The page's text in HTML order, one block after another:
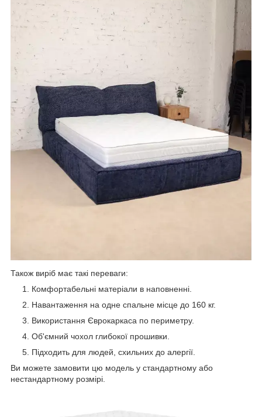
Також виріб має такі переваги:
Комфортабельні матеріали в наповненні.
Навантаження на одне спальне місце до 160 кг.
Використання Єврокаркаса по периметру.
Об'ємний чохол глибокої прошивки.
Підходить для людей, схильних до алергії.
Ви можете замовити цю модель у стандартному або
нестандартному розмірі.